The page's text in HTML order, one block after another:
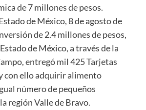
de 7 millones de pesos.
de México, 8 de agosto de
de 2.4 millones de pesos,
de México, a través de la
entregó mil 425 Tarjetas
con ello adquirir alimento
número de pequeños
región Valle de Bravo.